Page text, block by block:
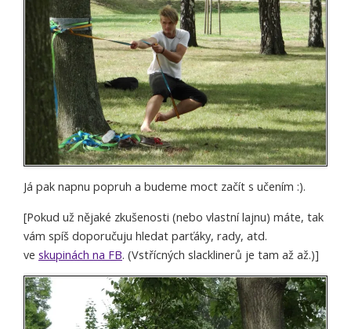
Já pak napnu popruh a budeme moct začít s učením :).
[Pokud už nějaké zkušenosti (nebo vlastní lajnu) máte, tak
vám spíš doporučuju hledat parťáky, rady, atd.
ve skupinách na FB. (Vstřícných slacklinerů je tam až až.)]